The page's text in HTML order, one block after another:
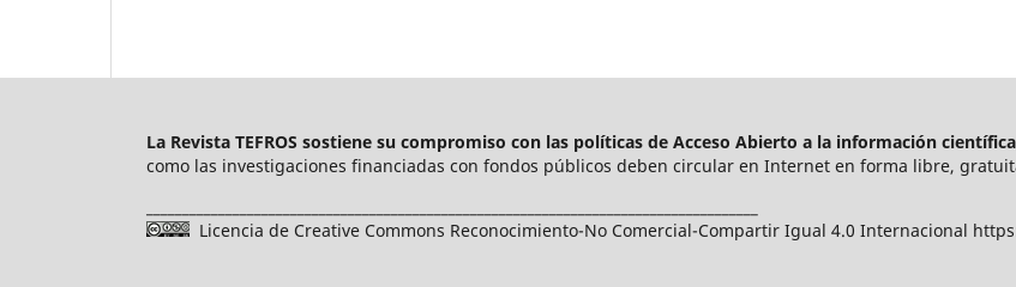
La Revista TEFROS sostiene su compromiso con las políticas de Acceso Abierto a la información científica
como las investigaciones financiadas con fondos públicos deben circular en Internet en forma libre,
Licencia de Creative Commons Reconocimiento-No Comercial-Compartir Igual 4.0 Internacional